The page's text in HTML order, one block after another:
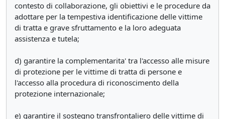
contesto di collaborazione, gli obiettivi e le procedure da
adottare per la tempestiva identificazione delle vittime
di tratta e grave sfruttamento e la loro adeguata
assistenza e tutela;
d) garantire la complementarita' tra l'accesso alle misure
di protezione per le vittime di tratta di persone e
l'accesso alla procedura di riconoscimento della
protezione internazionale;
e) garantire il sostegno transfrontaliero delle vittime di